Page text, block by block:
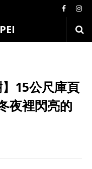
】15公尺庫頁
夜裡閃亮的